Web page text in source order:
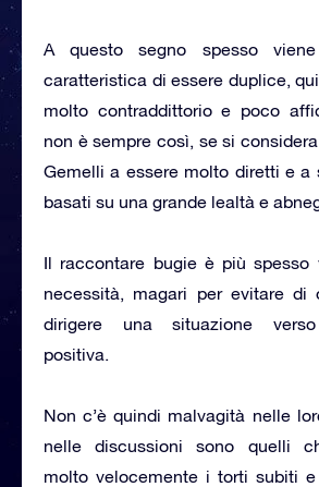
A questo segno spesso
caratteristica di essere duplice,
molto contraddittorio e poco
non è sempre così, se si
Gemelli a essere molto diretti e a
basati su una grande lealtà e
Il raccontare bugie è più spesso
necessità, magari per evitare di
dirigere una situazione verso
positiva.
Non c’è quindi malvagità nelle
nelle discussioni sono quelli
molto velocemente i torti subiti e